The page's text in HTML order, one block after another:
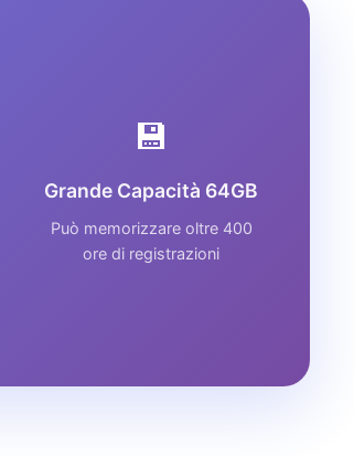
💾
Grande Capacità 64GB
Può memorizzare oltre 400
ore di registrazioni